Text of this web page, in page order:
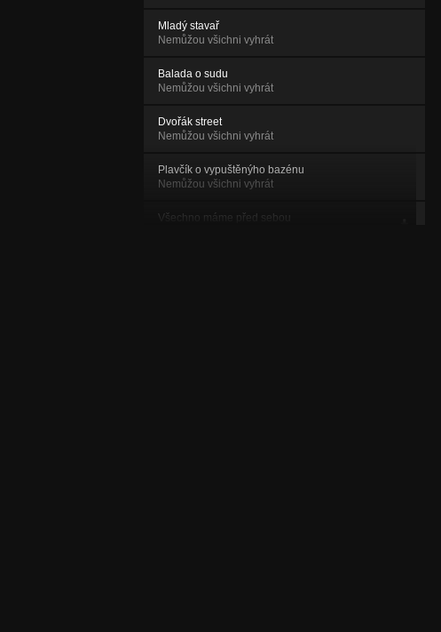
Mladý stavař
Nemůžou všichni vyhrát
Balada o sudu
Nemůžou všichni vyhrát
Dvořák street
Nemůžou všichni vyhrát
Plavčík o vypuštěnýho bazénu
Nemůžou všichni vyhrát
Všechno máme před sebou